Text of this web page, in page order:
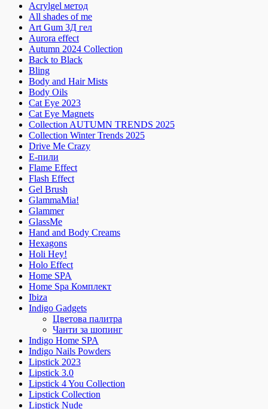
Acrylgel метод
All shades of me
Art Gum 3Д гел
Aurora effect
Autumn 2024 Collection
Back to Black
Bling
Body and Hair Mists
Body Oils
Cat Eye 2023
Cat Eye Magnets
Collection AUTUMN TRENDS 2025
Collection Winter Trends 2025
Drive Me Crazy
E-пили
Flame Effect
Flash Effect
Gel Brush
GlammaMia!
Glammer
GlassMe
Hand and Body Creams
Hexagons
Holi Hey!
Holo Effect
Home SPA
Home Spa Комплект
Ibiza
Indigo Gadgets
Цветова палитра
Чанти за шопинг
Indigo Home SPA
Indigo Nails Powders
Lipstick 2023
Lipstick 3.0
Lipstick 4 You Collection
Lipstick Collection
Lipstick Nude